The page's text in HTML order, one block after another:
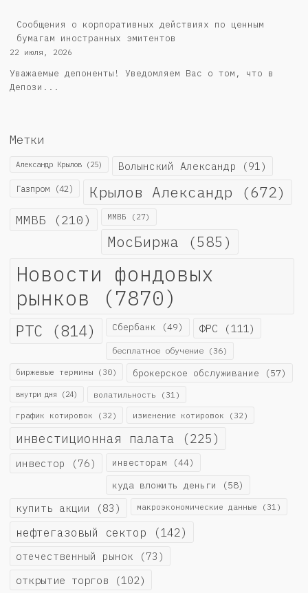
Сообщения о корпоративных действиях по ценным
бумагам иностранных эмитентов
22 июля, 2026
Уважаемые депоненты! Уведомляем Вас о том, что в
Депози...
Метки
Александр Крылов (25) Волынский Александр (91)
Газпром (42) Крылов Александр (672)
ММВБ (210) ММВБ (27)
МосБиржа (585)
Новости фондовых
рынков (7870)
РТС (814) Сбербанк (49) ФРС (111)
бесплатное обучение (36)
биржевые термины (30) брокерское обслуживание (57)
внутри дня (24) волатильность (31)
график котировок (32) изменение котировок (32)
инвестиционная палата (225)
инвестор (76) инвесторам (44)
куда вложить деньги (58)
купить акции (83) макроэкономические данные (31)
нефтегазовый сектор (142)
отечественный рынок (73)
открытие торгов (102)